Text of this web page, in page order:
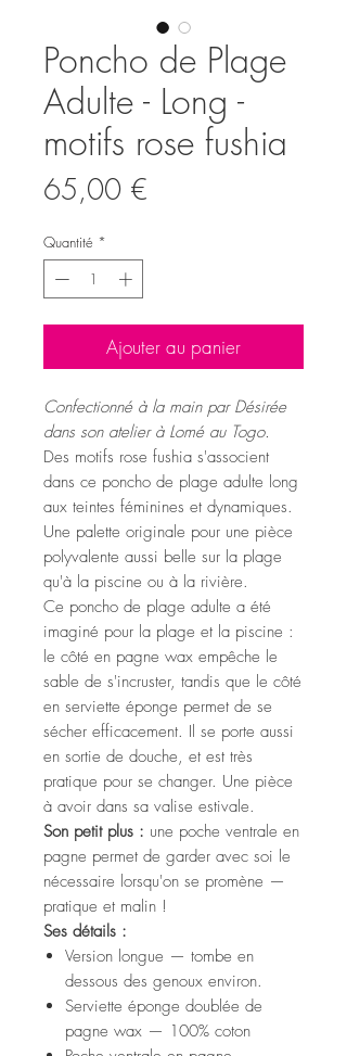
Poncho de Plage
Adulte - Long -
motifs rose fushia
65,00 €
Quantité *
Ajouter au panier
Confectionné à la main par Désirée
dans son atelier à Lomé au Togo.
Des motifs rose fushia s'associent
dans ce poncho de plage adulte long
aux teintes féminines et dynamiques.
Une palette originale pour une pièce
polyvalente aussi belle sur la plage
qu'à la piscine ou à la rivière.
Ce poncho de plage adulte a été
imaginé pour la plage et la piscine :
le côté en pagne wax empêche le
sable de s'incruster, tandis que le côté
en serviette éponge permet de se
sécher efficacement. Il se porte aussi
en sortie de douche, et est très
pratique pour se changer. Une pièce
à avoir dans sa valise estivale.
Son petit plus : une poche ventrale en
pagne permet de garder avec soi le
nécessaire lorsqu'on se promène —
pratique et malin !
Ses détails :
Version longue — tombe en
dessous des genoux environ.
Serviette éponge doublée de
pagne wax — 100% coton